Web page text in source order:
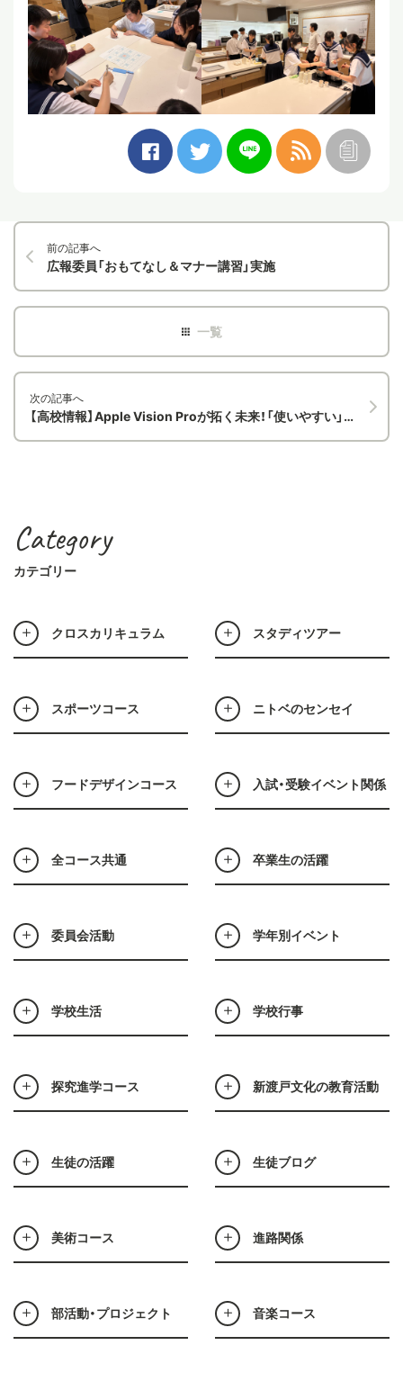
前の記事へ
広報委員「おもてなし＆マナー講習」実施
次の記事へ
【高校情報】Apple Vision Proが拓く未来！「使いやすい」の正解を解き明かすUI/UXデザイン
Category
カテゴリー
クロスカリキュラム スタディツアー
スポーツコース ニトベのセンセイ
フードデザインコース 入試・受験イベント関係
全コース共通 卒業生の活躍
委員会活動 学年別イベント
学校生活 学校行事
探究進学コース 新渡戸文化の教育活動
生徒の活躍 生徒ブログ
美術コース 進路関係
部活動・プロジェクト 音楽コース